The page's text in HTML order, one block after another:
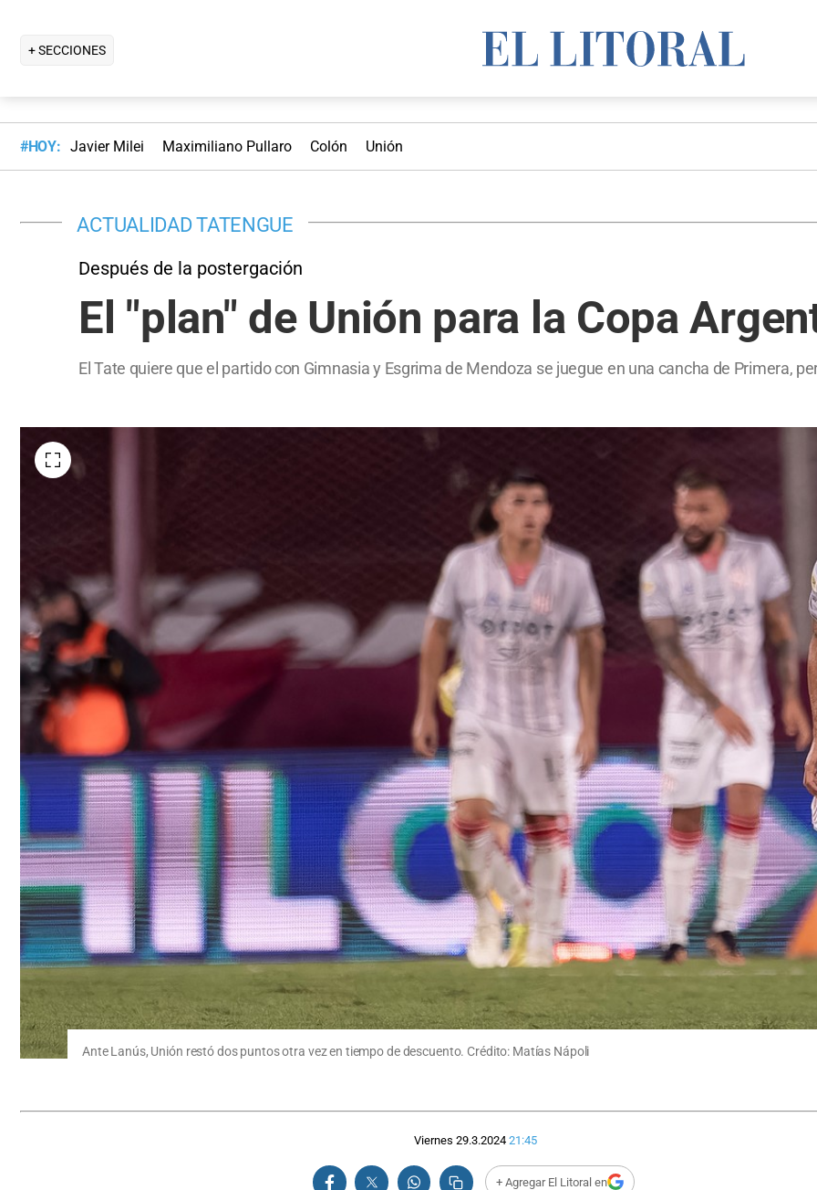
+ SECCIONES
#HOY: Javier Milei Maximiliano Pullaro Colón Unión
ACTUALIDAD TATENGUE
Después de la postergación
El "plan" de Unión para la Copa
El Tate quiere que el partido con Gimnasia y Esgrima de Mendoza se juegue en una cancha de Primera,
Ante Lanús, Unión restó dos puntos otra vez en tiempo de descuento. Crédito: Matías Nápoli
Viernes 29.3.2024 21:45
+ Agregar El Litoral en